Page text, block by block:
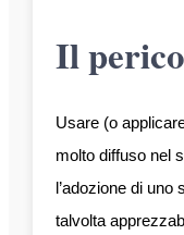
Il
Usare (o
molto diffuso nel
l’adozione di
talvolta